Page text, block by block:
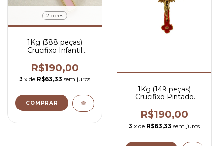
2 cores
1Kg (388 peças)
Crucifixo Infantil
0,49 por peça
R$190,00
3 x de R$63,33 sem juros
COMPRAR
1Kg (149 peças)
Crucifixo Pintado
peça
R$190,00
3 x de R$63,33 sem juros